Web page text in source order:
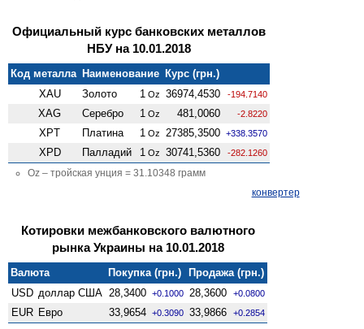
Официальный курс банковских металлов
НБУ на 10.01.2018
Код металла Наименование Курс (грн.)
XAU
Золото 1 Oz 36974,4530 -194.7140
XAG Серебро 1 Oz 481,0060 -2.8220
XPT Платина 1 Oz 27385,3500 +338.3570
XPD Палладий 1 Oz 30741,5360 -282.1260
Oz – тройская унция = 31.10348 грамм
конвертер
Котировки межбанковского валютного
рынка Украины на 10.01.2018
Валюта Покупка (грн.)
Продажа (грн.)
USD доллар США 28,3400 +0.1000 28,3600 +0.0800
EUR Евро 33,9654 +0.3090 33,9866 +0.2854